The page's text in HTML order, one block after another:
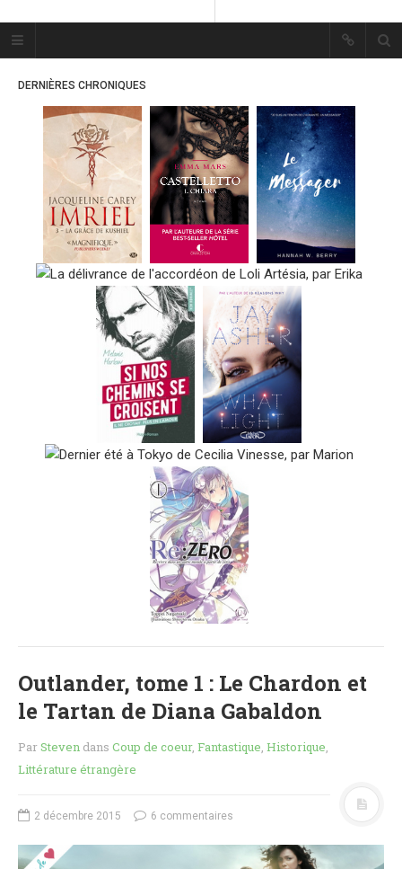
Plume Bleue
« Les mots sont les passants
« Les mots sont les passants
mystérieux de l’âme. »
ACCUEIL
LES PLUMES
MES FUTURES
LECTURES
MES CRITIQUES
MES ARTICLES
MES FUTURES
LECTURES
MES CRITIQUES
LECTURES
MES CRITIQUES
NOS VIDÉOS
DERNIÈRES CHRONIQUES
Outlander, tome 1 : Le Chardon et
le Tartan de Diana Gabaldon
ParSteven dans Coup de coeur, Fantastique, Historique,
Littérature étrangère
2 décembre 2015 6 commentaires